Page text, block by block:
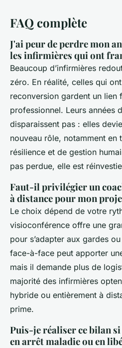
FAQ complète
J'ai peur de perdre mon
les infirmières qui ont
Beaucoup d’infirmières
zéro. En réalité, celles qui
reconversion gardent un lien
professionnel. Leurs années
disparaissent pas : elles
nouveau rôle, notamment en
résilience et de gestion
pas perdue, elle est
Faut-il privilégier un
à distance pour mon
Le choix dépend de votre
visioconférence offre une
pour s’adapter aux gardes
face-à-face peut apporter
mais il demande plus de
majorité des infirmières
hybride ou entièrement à
prime.
Puis-je réaliser ce bilan
en arrêt maladie ou en